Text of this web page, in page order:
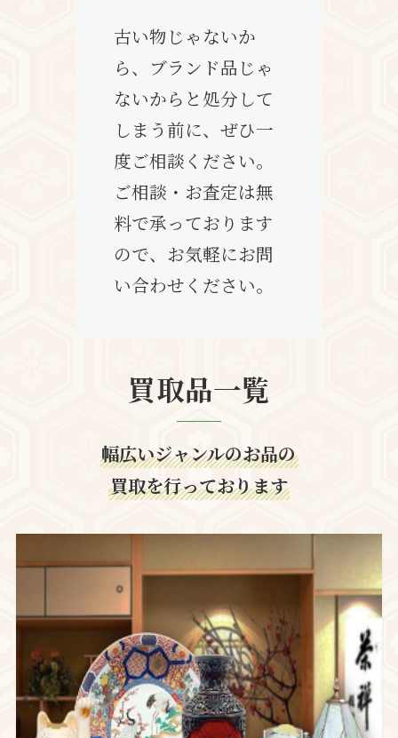
古い物じゃないか
ら、ブランド品じゃ
ないからと処分して
しまう前に、ぜひ一
度ご相談ください。
ご相談・お査定は無
料で承っております
ので、お気軽にお問
い合わせください。
買取品一覧
幅広いジャンルのお品の
買取を行っております